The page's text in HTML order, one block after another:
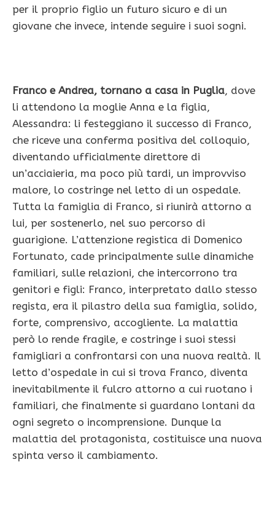
per il proprio figlio un futuro sicuro e di un
giovane che invece, intende seguire i suoi sogni.
Franco e Andrea, tornano a casa in Puglia, dove
li attendono la moglie Anna e la figlia,
Alessandra: li festeggiano il successo di Franco,
che riceve una conferma positiva del colloquio,
diventando ufficialmente direttore di
un’acciaieria, ma poco più tardi, un improvviso
malore, lo costringe nel letto di un ospedale.
Tutta la famiglia di Franco, si riunirà attorno a
lui, per sostenerlo, nel suo percorso di
guarigione. L’attenzione registica di Domenico
Fortunato, cade principalmente sulle dinamiche
familiari, sulle relazioni, che intercorrono tra
genitori e figli: Franco, interpretato dallo stesso
regista, era il pilastro della sua famiglia, solido,
forte, comprensivo, accogliente. La malattia
però lo rende fragile, e costringe i suoi stessi
famigliari a confrontarsi con una nuova realtà. Il
letto d’ospedale in cui si trova Franco, diventa
inevitabilmente il fulcro attorno a cui ruotano i
familiari, che finalmente si guardano lontani da
ogni segreto o incomprensione. Dunque la
malattia del protagonista, costituisce una nuova
spinta verso il cambiamento.